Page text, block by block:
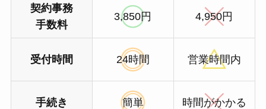
契約事務
手数料
3,850円 4,950円
受付時間 24時間 営業時間内
手続き 簡単 時間がかかる